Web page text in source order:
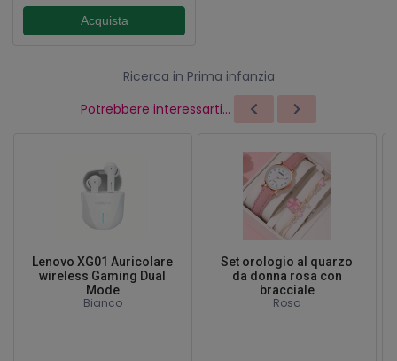
Acquista
Ricerca in Prima infanzia
Potrebbere interessarti...
Lenovo XG01 Auricolare
wireless Gaming Dual
Mode
Bianco
Set orologio al quarzo
da donna rosa con
bracciale
Rosa